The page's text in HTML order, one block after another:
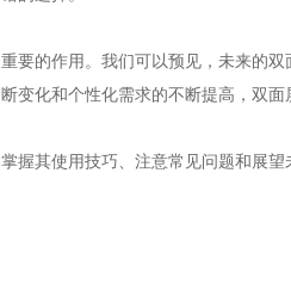
的作用。我们可以预见，未来的双
变化和个性化需求的不断提高，双
其使用技巧、注意常见问题和展望